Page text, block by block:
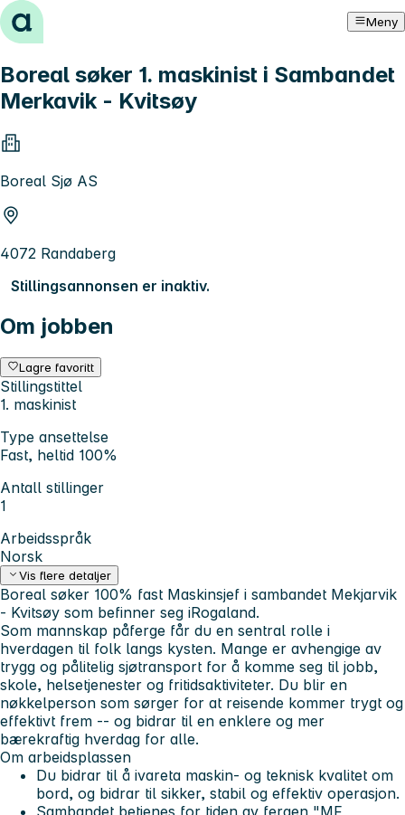
Hopp til innhold Meny
Boreal søker 1. maskinist i Sambandet
Merkavik - Kvitsøy
Boreal Sjø AS
4072 Randaberg
Stillingsannonsen er inaktiv.
Om jobben
Lagre favoritt
Stillingstittel
1. maskinist
Type ansettelse
Fast, heltid 100%
Antall stillinger
1
Arbeidsspråk
Norsk
Vis flere detaljer
Boreal søker 100% fast Maskinsjef i sambandet Mekjarvik
- Kvitsøy som befinner seg iRogaland.
Som mannskap påferge får du en sentral rolle i
hverdagen til folk langs kysten. Mange er avhengige av
trygg og pålitelig sjøtransport for å komme seg til jobb,
skole, helsetjenester og fritidsaktiviteter. Du blir en
nøkkelperson som sørger for at reisende kommer trygt og
effektivt frem -- og bidrar til en enklere og mer
bærekraftig hverdag for alle.
Om arbeidsplassen
Du bidrar til å ivareta maskin- og teknisk kvalitet om
bord, og bidrar til sikker, stabil og effektiv operasjon.